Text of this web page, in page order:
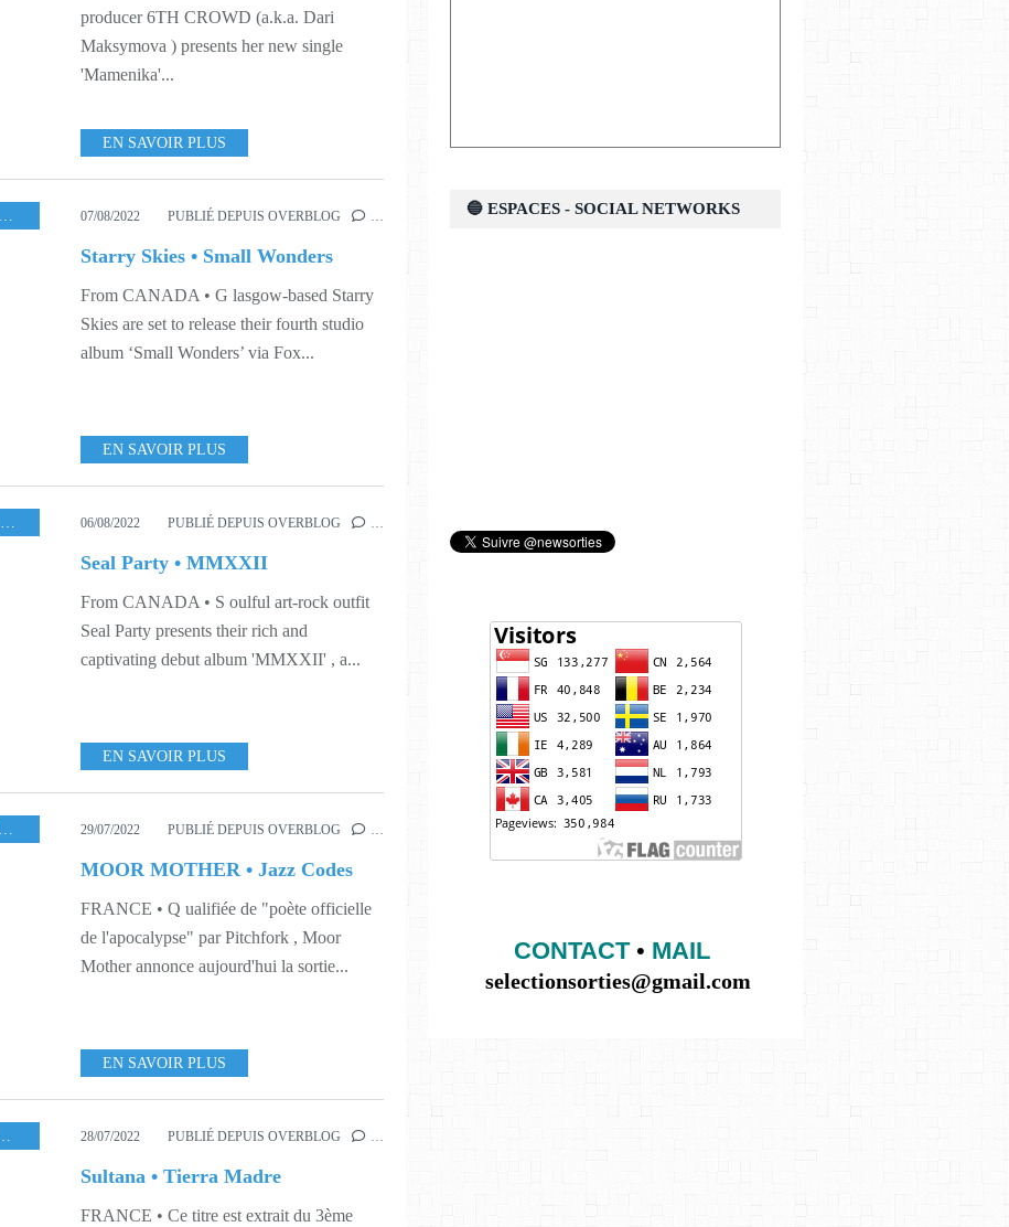
producer 6TH CROWD (a.k.a. Dari
Maksymova ) presents her new single
'Mamenika'...
EN SAVOIR PLUS
MUSIC WORLD,S31
07/08/2022 PUBLIÉ DEPUIS OVERBLOG …
Starry Skies • Small Wonders
From CANADA • G lasgow-based Starry
Skies are set to release their fourth studio
album ‘Small Wonders’ via Fox...
EN SAVOIR PLUS
WORLD S31
06/08/2022 PUBLIÉ DEPUIS OVERBLOG …
Seal Party • MMXXII
From CANADA • S oulful art-rock outfit
Seal Party presents their rich and
captivating debut album 'MMXXII' , a...
EN SAVOIR PLUS
MUSIQUE,S23 ,S26,S30
29/07/2022 PUBLIÉ DEPUIS OVERBLOG …
MOOR MOTHER • Jazz Codes
FRANCE • Q ualifiée de "poète officielle
de l'apocalypse" par Pitchfork , Moor
Mother annonce aujourd'hui la sortie...
EN SAVOIR PLUS
28/07/2022 PUBLIÉ DEPUIS OVERBLOG …
Sultana • Tierra Madre
FRANCE • Ce titre est extrait du 3ème
🔵 ESPACES - SOCIAL NETWORKS
CONTACT• MAIL
selectionsorties@gmail.com